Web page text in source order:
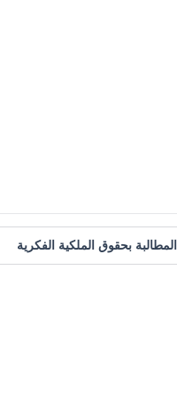
المطالبة بحقوق الملكية الفكرية